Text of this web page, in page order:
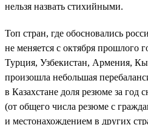
нельзя назвать стихийными.
Топ стран, где обосновались
не меняется с октября прошлого
Турция, Узбекистан, Армения,
произошла небольшая
в Казахстане доля резюме за год
(от общего числа резюме с
и местонахождением в других